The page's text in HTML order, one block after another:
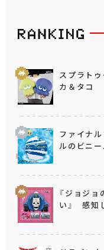
スプラト
カ＆タコ
ファイナ
ルのビニ
『ジョジ
い』 感知